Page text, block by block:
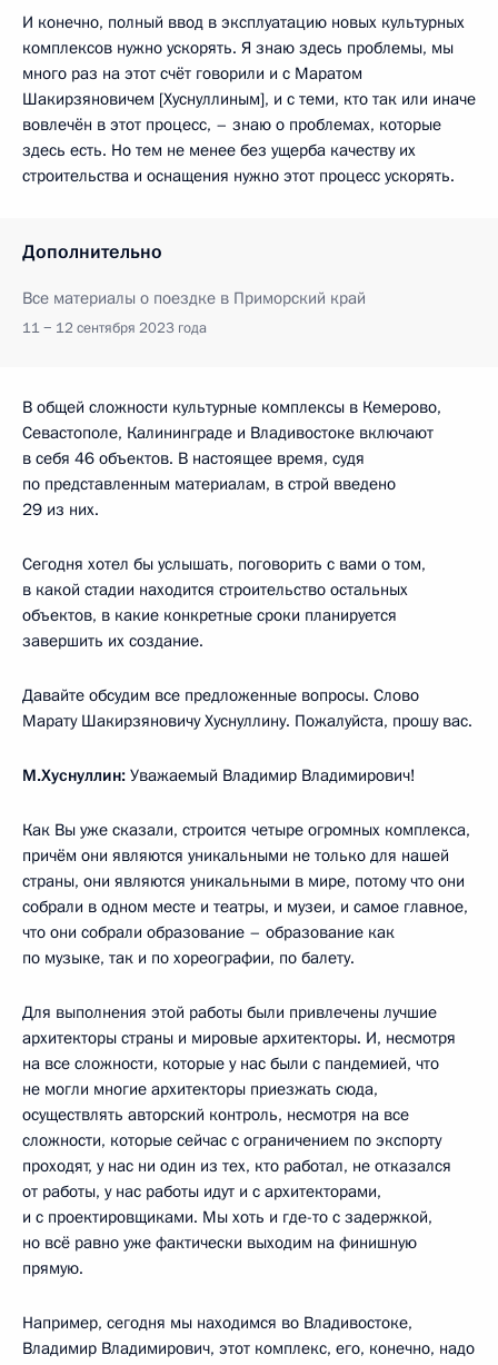
И конечно, полный ввод в эксплуатацию новых культурных
комплексов нужно ускорять. Я знаю здесь проблемы, мы
много раз на этот счёт говорили и с Маратом
Шакирзяновичем [Хуснуллиным], и с теми, кто так или иначе
вовлечён в этот процесс, – знаю о проблемах, которые
здесь есть. Но тем не менее без ущерба качеству их
строительства и оснащения нужно этот процесс ускорять.
Дополнительно
Все материалы о поездке в Приморский край
11 − 12 сентября 2023 года
В общей сложности культурные комплексы в Кемерово,
Севастополе, Калининграде и Владивостоке включают
в себя 46 объектов. В настоящее время, судя
по представленным материалам, в строй введено
29 из них.
Сегодня хотел бы услышать, поговорить с вами о том,
в какой стадии находится строительство остальных
объектов, в какие конкретные сроки планируется
завершить их создание.
Давайте обсудим все предложенные вопросы. Слово
Марату Шакирзяновичу Хуснуллину. Пожалуйста, прошу вас.
М.Хуснуллин: Уважаемый Владимир Владимирович!
Как Вы уже сказали, строится четыре огромных комплекса,
причём они являются уникальными не только для нашей
страны, они являются уникальными в мире, потому что они
собрали в одном месте и театры, и музеи, и самое главное,
что они собрали образование – образование как
по музыке, так и по хореографии, по балету.
Для выполнения этой работы были привлечены лучшие
архитекторы страны и мировые архитекторы. И, несмотря
на все сложности, которые у нас были с пандемией, что
не могли многие архитекторы приезжать сюда,
осуществлять авторский контроль, несмотря на все
сложности, которые сейчас с ограничением по экспорту
проходят, у нас ни один из тех, кто работал, не отказался
от работы, у нас работы идут и с архитекторами,
и с проектировщиками. Мы хоть и где-то с задержкой,
но всё равно уже фактически выходим на финишную
прямую.
Например, сегодня мы находимся во Владивостоке,
Владимир Владимирович, этот комплекс, его, конечно, надо